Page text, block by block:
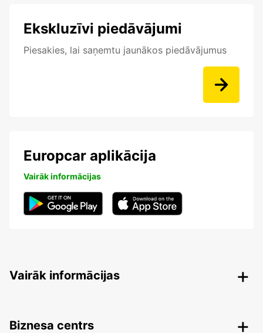
Ekskluzīvi piedāvājumi
Piesakies, lai saņemtu jaunākos piedāvājumus
Europcar aplikācija
Vairāk informācijas
Vairāk informācijas
Biznesa centrs